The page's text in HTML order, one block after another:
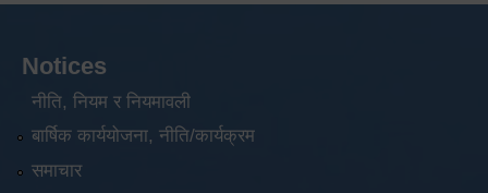
Notices
नीति, नियम र नियमावली
बार्षिक कार्ययोजना, नीति/कार्यक्रम
समाचार